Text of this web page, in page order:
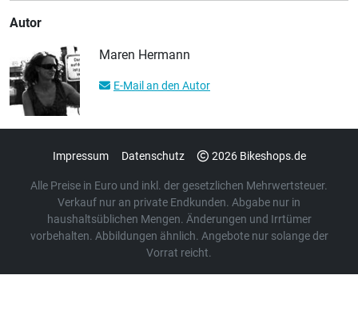
Autor
Maren Hermann
E-Mail an den Autor
Impressum Datenschutz 2026 Bikeshops.de
Alle Preise in Euro und inkl. der gesetzlichen Mehrwertsteuer.
Verkauf nur an private Endkunden. Abgabe nur in
haushaltsüblichen Mengen. Änderungen und Irrtümer
vorbehalten. Abbildungen ähnlich. Angebote nur solange der
Vorrat reicht.